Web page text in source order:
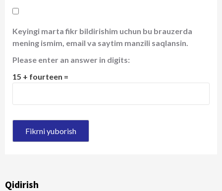
Keyingi marta fikr bildirishim uchun bu brauzerda
mening ismim, email va saytim manzili saqlansin.
Please enter an answer in digits:
15 + fourteen =
Qidirish